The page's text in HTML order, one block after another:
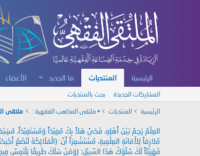
الرئيسية المنتديات ما الجديد الأعضاء
المشاركات الجديدة بحث بالمنتديات
الرئيسية المنتديات • ملتقى المذاهب الفقهية : ملتقى
العِلْمُ رَحِمٌ بَيْنَ أَهْلِهِ، فَحَيَّ هَلاً بِكَ مُفِيْدَاً وَمُسْتَفِيْدَاً،
مُلازِمَاً لِلأَمَانَةِ العِلْمِيةِ، مُسْتَشْعِرَاً أَنَّ: (الْمَلَائِكَةَ لَتَضَعُ
فَهَنِيْئَاً لَكَ سُلُوْكُ هَذَا السَّبِيْلِ؛ (وَمَنْ سَلَكَ طَرِيقًا يَلْتَمِسُ